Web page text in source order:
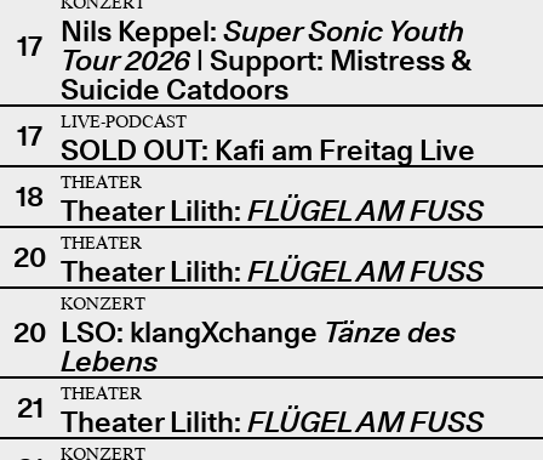
17 Nils Keppel: Super Sonic Youth
Tour 2026| Support: Mistress &
Suicide Catdoors
17
LIVE-PODCAST
SOLD OUT: Kafi am Freitag Live
18
THEATER
Theater Lilith: FLÜGEL AM FUSS
20
THEATER
Theater Lilith: FLÜGEL AM FUSS
20
KONZERT
LSO: klangXchange Tänze des
Lebens
21
THEATER
Theater Lilith: FLÜGEL AM FUSS
KONZERT